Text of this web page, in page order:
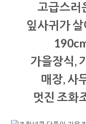
고급스러
잎사귀가
가을장식,
매장, 사
멋진 조화